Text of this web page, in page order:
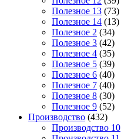
Полезное 13 (73)
Полезное 14 (13)
Полезное 2 (34)
Полезное 3 (42)
Полезное 4 (35)
Полезное 5 (39)
Полезное 6 (40)
Полезное 7 (40)
Полезное 8 (30)
Полезное 9 (52)
Производство (432)
Производство 10